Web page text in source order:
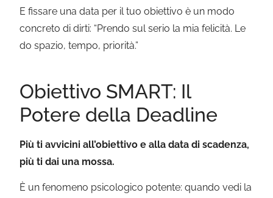
E fissare una data per il tuo obiettivo è un modo
concreto di dirti: “Prendo sul serio la mia felicità. Le
do spazio, tempo, priorità.”
Obiettivo SMART: Il
Potere della Deadline
Più ti avvicini all’obiettivo e alla data di scadenza,
più ti dai una mossa.
È un fenomeno psicologico potente: quando vedi la